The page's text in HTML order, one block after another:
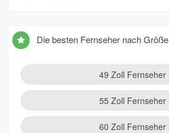
Die besten Fernseher nach Größe
49 Zoll Fernseher
55 Zoll Fernseher
60 Zoll Fernseher